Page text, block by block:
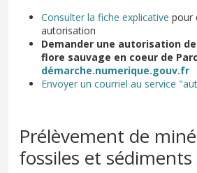
Consulter la fiche explicative pour
autorisation
Demander une autorisation
flore sauvage en coeur de
démarche.numerique.gouv.fr
Envoyer un courriel au service
Prélèvement de
fossiles et sédiments